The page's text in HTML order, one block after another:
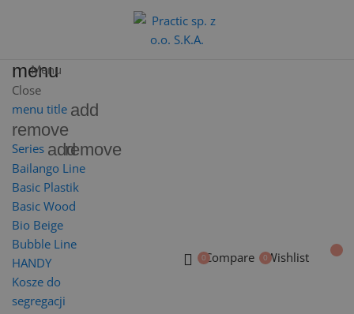
menu
Menu
Close
menu title add
remove
Series addremove
Bailango Line
Basic Plastik
Basic Wood
Bio Beige
Bubble Line
HANDY
Kosze do
segregacji
Compare Wishlist